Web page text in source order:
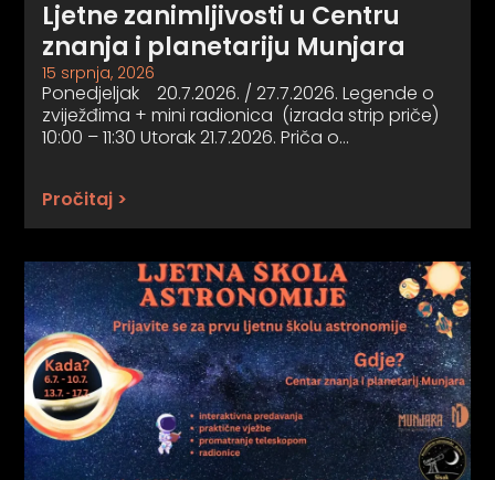
Ljetne zanimljivosti u Centru
znanja i planetariju Munjara
15 srpnja, 2026
Ponedjeljak 20.7.2026. / 27.7.2026. Legende o
zviježđima + mini radionica (izrada strip priče)
10:00 – 11:30 Utorak 21.7.2026. Priča o…
Pročitaj >